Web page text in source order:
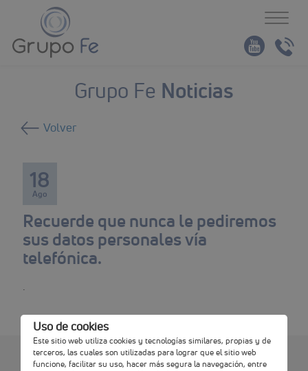
Grupo Fe Noticias
Volver
18
Ago
Recuerde que nunca le pediremos
sus datos personales vía
telefónica.
Términos y condiciones
Política de
Cookies
Uso de cookies
Este sitio web utiliza cookies y tecnologías similares, propias y de
terceros, las cuales son utilizadas para lograr que el sitio web
funcione, facilitar su uso, hacer más segura la navegación, entre